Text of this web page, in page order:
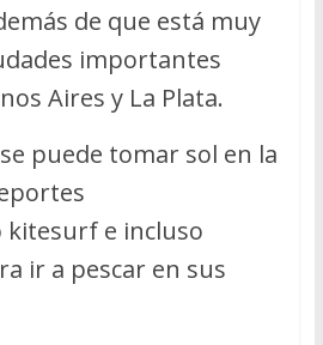
de que está muy
importantes
Aires y La Plata.
puede tomar sol en la
kitesurf e incluso
ir a pescar en sus